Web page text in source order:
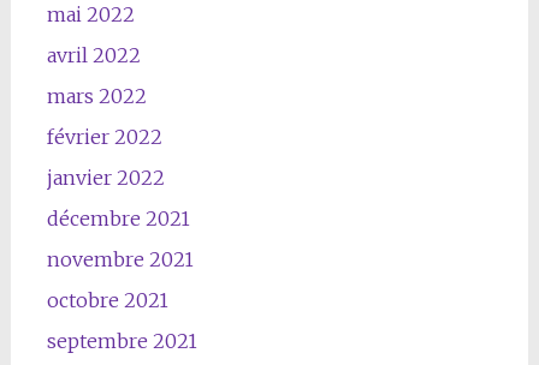
mai 2022
avril 2022
mars 2022
février 2022
janvier 2022
décembre 2021
novembre 2021
octobre 2021
septembre 2021